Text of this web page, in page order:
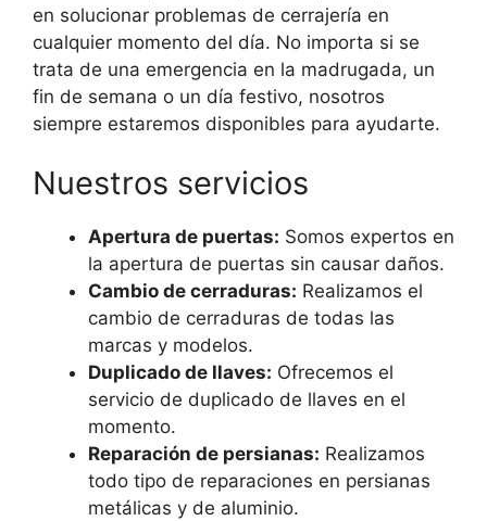
en solucionar problemas de cerrajería en
cualquier momento del día. No importa si se
trata de una emergencia en la madrugada, un
fin de semana o un día festivo, nosotros
siempre estaremos disponibles para ayudarte.
Nuestros servicios
Apertura de puertas: Somos expertos en
la apertura de puertas sin causar daños.
Cambio de cerraduras: Realizamos el
cambio de cerraduras de todas las
marcas y modelos.
Duplicado de llaves: Ofrecemos el
servicio de duplicado de llaves en el
momento.
Reparación de persianas: Realizamos
todo tipo de reparaciones en persianas
metálicas y de aluminio.